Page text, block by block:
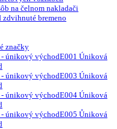
na čelnom nakladači
zdvihnuté bremeno
značky
E001 Úniková
E003 Úniková
E004 Úniková
E005 Ůniková